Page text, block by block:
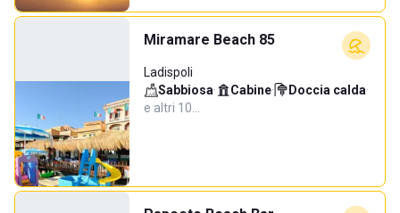
Miramare Beach 85
Ladispoli
Sabbiosa· Cabine· Doccia calda·
e altri 10…